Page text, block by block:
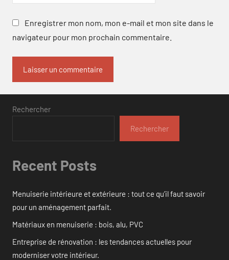
Enregistrer mon nom, mon e-mail et mon site dans le
navigateur pour mon prochain commentaire.
Rechercher
Rechercher
Recent Posts
Menuiserie intérieure et extérieure : tout ce qu’il faut savoir
pour un aménagement parfait.
Matériaux en menuiserie : bois, alu, PVC
Entreprise de rénovation : les tendances actuelles pour
moderniser votre intérieur.